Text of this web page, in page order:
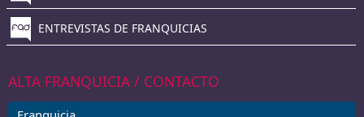
ENTREVISTAS DE FRANQUICIAS
ALTA FRANQUICIA / CONTACTO